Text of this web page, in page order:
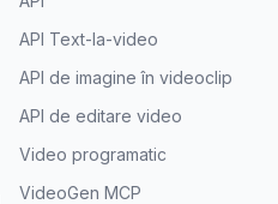
API Text-la-video
API de imagine în videoclip
API de editare video
Video programatic
VideoGen MCP